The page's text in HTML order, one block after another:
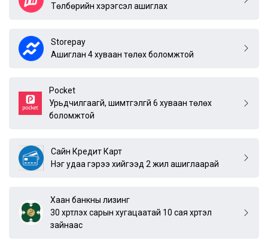
Төлбөрийн хэрэгсэл ашиглах
Storepay
Ашиглан 4 хуваан төлөх боломжтой
Pocket
Урьдчилгаагүй, шимтгэлгүй 6 хуваан төлөх
боломжтой
Сайн Кредит Карт
Нэг удаа гэрээ хийгээд 2 жил ашиглаарай
Хаан банкны лизинг
30 хүртлэх сарын хугацаатай 10 сая хүртэл
зайнаас